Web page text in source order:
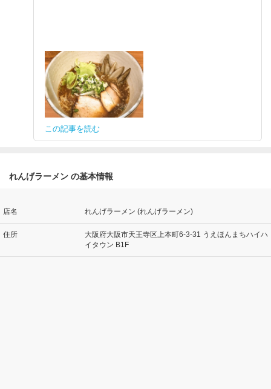
この記事を読む
れんげラーメン の基本情報
店名 れんげラーメン (れんげラーメン)
住所
大阪府大阪市天王寺区上本町6-3-31 うえほんまちハイハ
イタウン B1F